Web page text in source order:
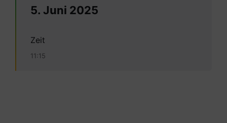
5. Juni 2025
Zeit
11:15